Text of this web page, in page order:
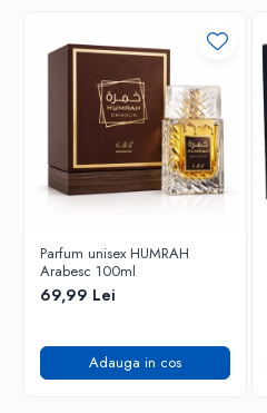
Parfum unisex HUMRAH
Arabesc 100ml
69,99 Lei
Adauga in cos